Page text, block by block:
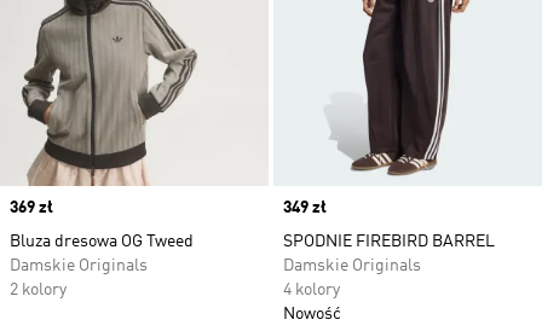
Price
369 zł
Bluza dresowa OG Tweed
Damskie Originals
2 kolory
Price
349 zł
SPODNIE FIREBIRD BARREL
Damskie Originals
4 kolory
Nowość